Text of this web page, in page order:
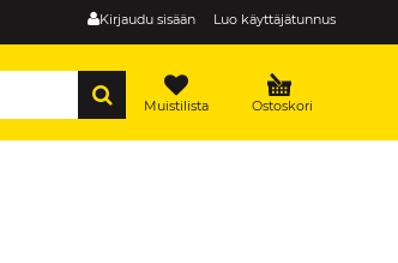
Kirjaudu sisään Luo käyttäjätunnus
Ostoskori
Muistilista